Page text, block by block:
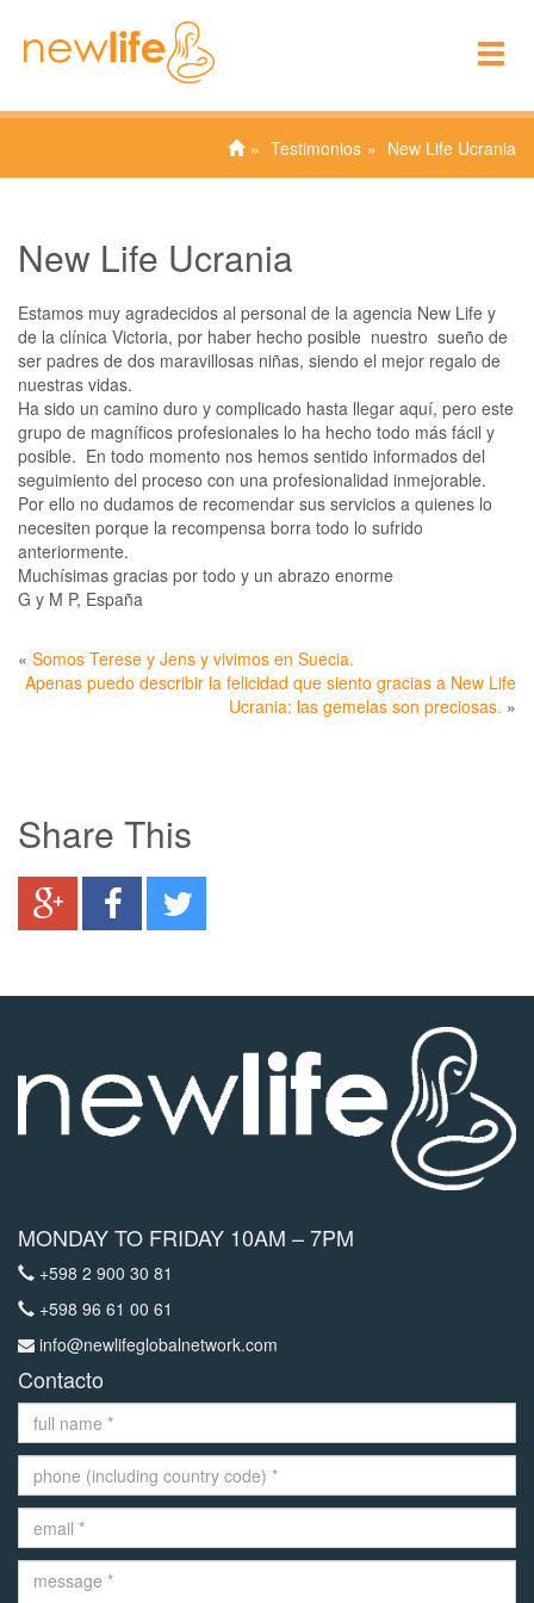
Testimonios New Life Ucrania
New Life Ucrania
Estamos muy agradecidos al personal de la agencia New Life y
de la clínica Victoria, por haber hecho posible nuestro sueño de
ser padres de dos maravillosas niñas, siendo el mejor regalo de
nuestras vidas.
Ha sido un camino duro y complicado hasta llegar aquí, pero este
grupo de magníficos profesionales lo ha hecho todo más fácil y
posible. En todo momento nos hemos sentido informados del
seguimiento del proceso con una profesionalidad inmejorable.
Por ello no dudamos de recomendar sus servicios a quienes lo
necesiten porque la recompensa borra todo lo sufrido
anteriormente.
Muchísimas gracias por todo y un abrazo enorme
G y M P, España
« Somos Terese y Jens y vivimos en Suecia.
Apenas puedo describir la felicidad que siento gracias a New Life
Ucrania: las gemelas son preciosas. »
Share This
MONDAY TO FRIDAY 10AM – 7PM
+598 2 900 30 81
+598 96 61 00 61
info@newlifeglobalnetwork.com
Contacto